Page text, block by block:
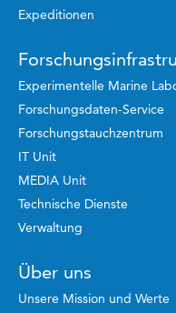
Expeditionen
Experimentelle Marine
Forschungsdaten-Service
Forschungstauchzentrum
IT Unit
MEDIA Unit
Technische Dienste
Verwaltung
Über uns
Unsere Mission und Werte